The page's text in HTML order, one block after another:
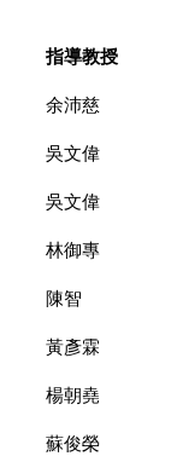
指導教授
余沛慈
吳文偉
吳文偉
林御專
陳智
黃彥霖
楊朝堯
蘇俊榮